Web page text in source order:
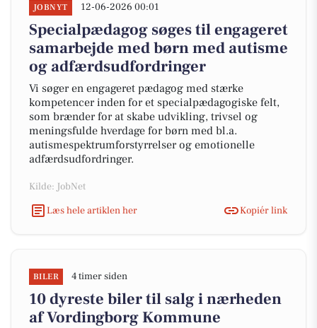
JOBNYT 12-06-2026 00:01
Specialpædagog søges til engageret
samarbejde med børn med autisme
og adfærdsudfordringer
Vi søger en engageret pædagog med stærke
kompetencer inden for et specialpædagogiske felt,
som brænder for at skabe udvikling, trivsel og
meningsfulde hverdage for børn med bl.a.
autismespektrumforstyrrelser og emotionelle
adfærdsudfordringer.
Kilde: JobNet
Læs hele artiklen her
Kopiér link
BILER 4 timer siden
10 dyreste biler til salg i nærheden
af Vordingborg Kommune